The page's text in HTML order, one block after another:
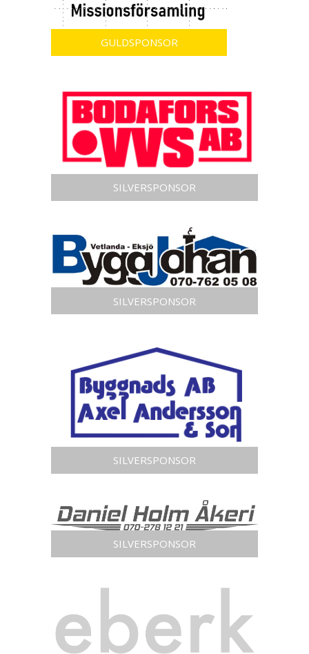
GULDSPONSOR
SILVERSPONSOR
SILVERSPONSOR
SILVERSPONSOR
SILVERSPONSOR